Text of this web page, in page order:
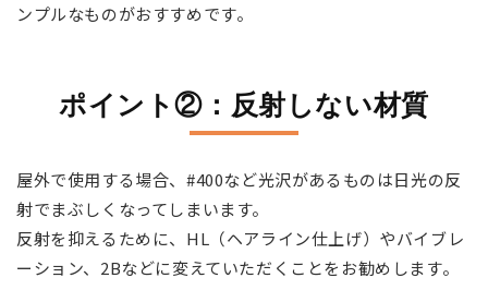
ンプルなものがおすすめです。
ポイント②：反射しない材質
屋外で使用する場合、#400など光沢があるものは日光の反
射でまぶしくなってしまいます。
反射を抑えるために、HL（ヘアライン仕上げ）やバイブレ
ーション、2Bなどに変えていただくことをお勧めします。